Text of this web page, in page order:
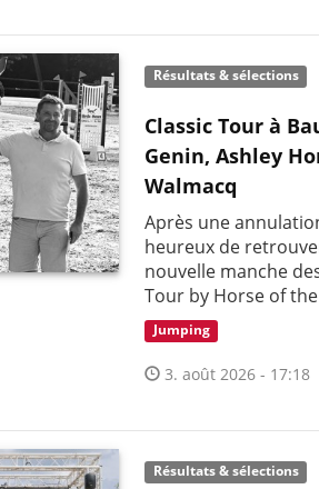
Résultats & sélections
Classic Tour à
Genin, Ashley
Walmacq
Après une
heureux de
nouvelle manche
Tour by Horse of
Jumping
3. août 2026 - 17:18
Résultats & sélections